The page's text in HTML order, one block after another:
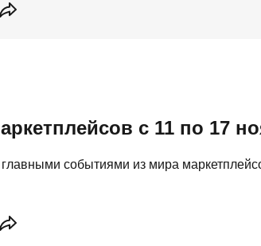
с 11 по 17
главными событиями из мира